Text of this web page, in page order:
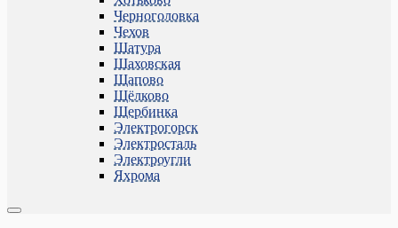
Черноголовка
Чехов
Шатура
Шаховская
Щапово
Щёлково
Щербинка
Электрогорск
Электросталь
Электроугли
Яхрома